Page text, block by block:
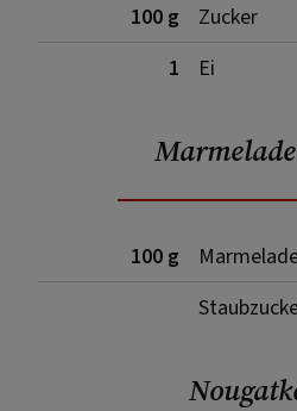
100 g
Zucker
1
Ei
100 g